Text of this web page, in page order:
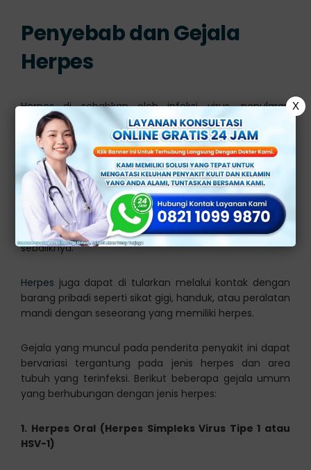
Penyebab dan Gejala
Herpes
Herpesdi sebabkan oleh infeksi virus, penularan
penyakit ini dapat terjadi melalui kontak langsung
dengan luka atau daerah yang terinfeksi oleh virus
herpes.
Cara penularan juga dapat terjadi ketika berhubungan
seksual secara vaginal, anal, atau oral dengan
seseorang yang terinfeksi, penularan ibu ke bayi saat
melahirkan, penularan dari mulut ke genital atau
sebaliknya.
Herpes juga dapat di tularkan melalui kontak dengan
barang pribadi seperti sikat gigi, handuk, atau peralatan
mandi dengan seseorang yang memiliki herpes.
Gejala yang muncul pada penderita penyakit ini dapat
bervariasi tergantung pada jenis herpes dan area
tubuh yang terinfeksi. Berikut beberapa gejala umum
yang berhubungan dengan jenis herpes:
1. Herpes Oral (Herpes Simpleks Virus Tipe 1 atau
HSV-1)
X